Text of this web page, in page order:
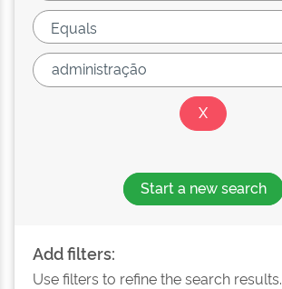
Start a new search
Add filters:
Use filters to refine the search results.